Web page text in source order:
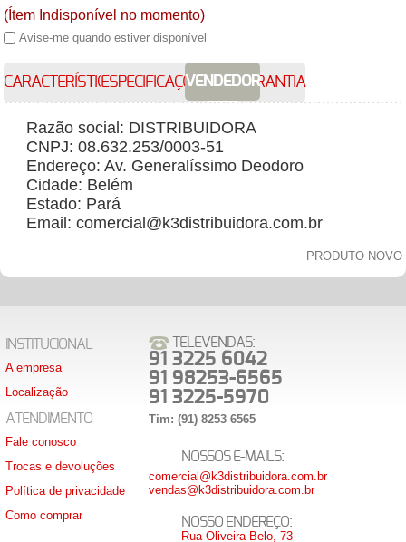
(Ítem Indisponível no momento)
Avise-me quando estiver disponível
CARACTERÍSTICASESPECIFICAÇÕESVENDEDORGARANTIA
Razão social: DISTRIBUIDORA
CNPJ: 08.632.253/0003-51
Endereço: Av. Generalíssimo Deodoro
Cidade: Belém
Estado: Pará
Email: comercial@k3distribuidora.com.br
PRODUTO NOVO
INSTITUCIONAL
A empresa
Localização
ATENDIMENTO
Fale conosco
Trocas e devoluções
Política de privacidade
Como comprar
TELEVENDAS:
91 3225 6042
91 98253-6565
91 3225-5970
Tim: (91) 8253 6565
NOSSOS E-MAILS:
comercial@k3distribuidora.com.br
vendas@k3distribuidora.com.br
NOSSO ENDEREÇO:
Rua Oliveira Belo, 73